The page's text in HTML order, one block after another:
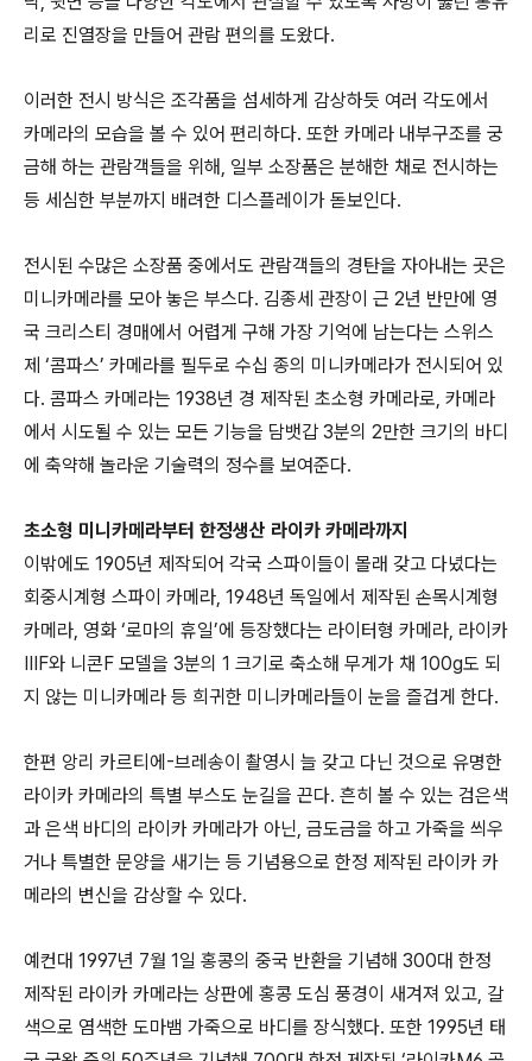
리로 진열장을 만들어 관람 편의를 도왔다.
이러한 전시 방식은 조각품을 섬세하게 감상하듯 여러 각도에서
카메라의 모습을 볼 수 있어 편리하다. 또한 카메라 내부구조를 궁
금해 하는 관람객들을 위해, 일부 소장품은 분해한 채로 전시하는
등 세심한 부분까지 배려한 디스플레이가 돋보인다.
전시된 수많은 소장품 중에서도 관람객들의 경탄을 자아내는 곳은
미니카메라를 모아 놓은 부스다. 김종세 관장이 근 2년 반만에 영
국 크리스티 경매에서 어렵게 구해 가장 기억에 남는다는 스위스
제 ‘콤파스’ 카메라를 필두로 수십 종의 미니카메라가 전시되어 있
다. 콤파스 카메라는 1938년 경 제작된 초소형 카메라로, 카메라
에서 시도될 수 있는 모든 기능을 담뱃갑 3분의 2만한 크기의 바디
에 축약해 놀라운 기술력의 정수를 보여준다.
초소형 미니카메라부터 한정생산 라이카 카메라까지
이밖에도 1905년 제작되어 각국 스파이들이 몰래 갖고 다녔다는
회중시계형 스파이 카메라, 1948년 독일에서 제작된 손목시계형
카메라, 영화 ‘로마의 휴일’에 등장했다는 라이터형 카메라, 라이카
ⅢF와 니콘F 모델을 3분의 1 크기로 축소해 무게가 채 100g도 되
지 않는 미니카메라 등 희귀한 미니카메라들이 눈을 즐겁게 한다.
한편 앙리 카르티에-브레송이 촬영시 늘 갖고 다닌 것으로 유명한
라이카 카메라의 특별 부스도 눈길을 끈다. 흔히 볼 수 있는 검은색
과 은색 바디의 라이카 카메라가 아닌, 금도금을 하고 가죽을 씌우
거나 특별한 문양을 새기는 등 기념용으로 한정 제작된 라이카 카
메라의 변신을 감상할 수 있다.
예컨대 1997년 7월 1일 홍콩의 중국 반환을 기념해 300대 한정
제작된 라이카 카메라는 상판에 홍콩 도심 풍경이 새겨져 있고, 갈
색으로 염색한 도마뱀 가죽으로 바디를 장식했다. 또한 1995년 태